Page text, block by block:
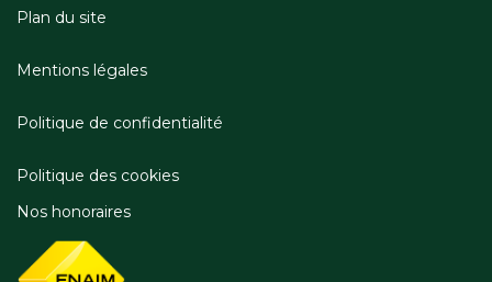
Plan du site
Mentions légales
Politique de confidentialité
Politique des cookies
Nos honoraires